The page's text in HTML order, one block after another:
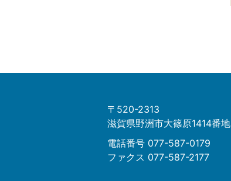
〒520-2313
滋賀県野洲市大篠原1414番地
電話番号 077-587-0179
ファクス 077-587-2177